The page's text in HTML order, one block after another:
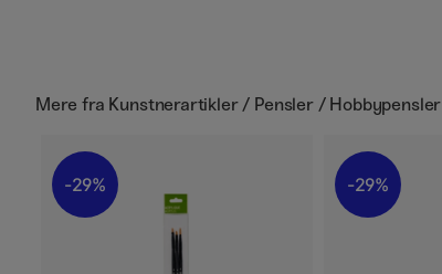
Mere fra Kunstnerartikler / Pensler / Hobbypensler
29% 29%